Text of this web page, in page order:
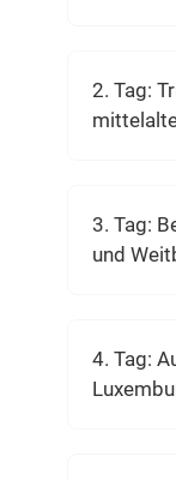
2. Tag:
3. Tag:
und
4. Tag: